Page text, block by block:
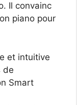
Il convainc
piano pour
et intuitive
de
Smart